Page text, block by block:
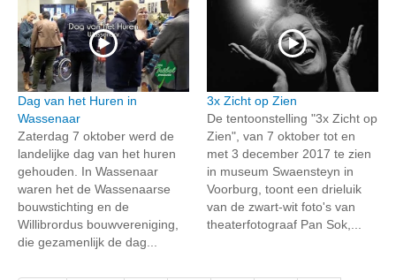
Dag van het Huren in
Wassenaar
Zaterdag 7 oktober werd de
landelijke dag van het huren
gehouden. In Wassenaar
waren het de Wassenaarse
bouwstichting en de
Willibrordus bouwvereniging,
die gezamenlijk de dag...
3x Zicht op Zien
De tentoonstelling "3x Zicht op
Zien", van 7 oktober tot en
met 3 december 2017 te zien
in museum Swaensteyn in
Voorburg, toont een drieluik
van de zwart-wit foto's van
theaterfotograaf Pan Sok,...